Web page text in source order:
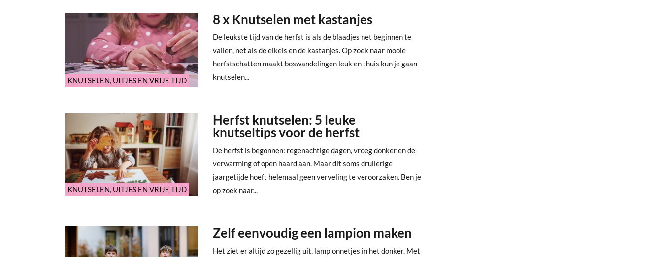
KNUTSELEN, UITJES EN VRIJE TIJD
8 x Knutselen met kastanjes
De leukste tijd van de herfst is als de blaadjes net beginnen te
vallen, net als de eikels en de kastanjes. Op zoek naar mooie
herfstschatten maakt boswandelingen leuk en thuis kun je gaan
knutselen...
KNUTSELEN, UITJES EN VRIJE TIJD
Herfst knutselen: 5 leuke
knutseltips voor de herfst
De herfst is begonnen: regenachtige dagen, vroeg donker en de
verwarming of open haard aan. Maar dit soms druilerige
jaargetijde hoeft helemaal geen verveling te veroorzaken. Ben je
op zoek naar...
Zelf eenvoudig een lampion maken
Het ziet er altijd zo gezellig uit, lampionnetjes in het donker. Met